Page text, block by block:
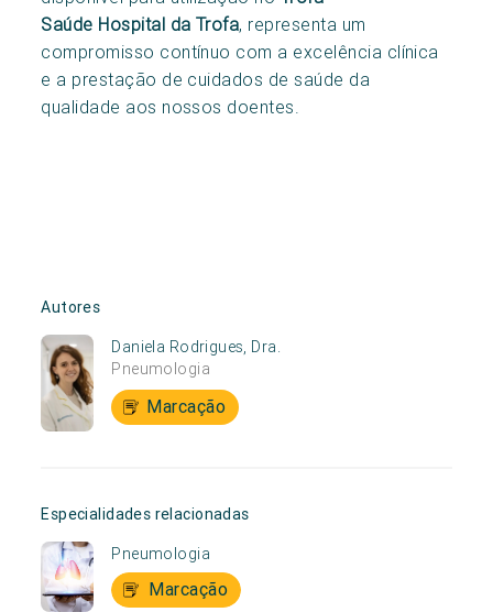
Saúde Hospital da Trofa, representa um
compromisso contínuo com a excelência clínica
e a prestação de cuidados de saúde da
qualidade aos nossos doentes.
Autores
Daniela Rodrigues, Dra.
Pneumologia
Marcação
Especialidades relacionadas
Pneumologia
Marcação